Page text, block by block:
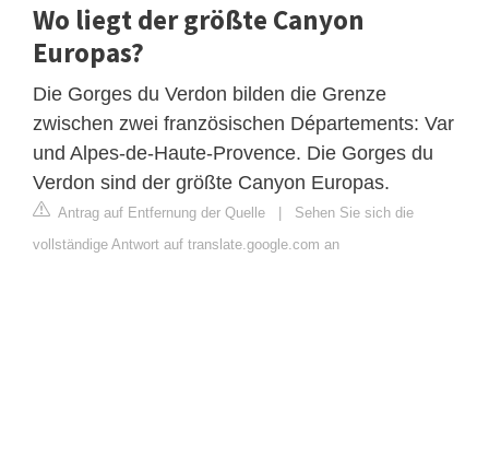
Wo liegt der größte Canyon
Europas?
Die Gorges du Verdon bilden die Grenze
zwischen zwei französischen Départements: Var
und Alpes-de-Haute-Provence. Die Gorges du
Verdon sind der größte Canyon Europas.
Antrag auf Entfernung der Quelle | Sehen Sie sich die
vollständige Antwort auf translate.google.com an